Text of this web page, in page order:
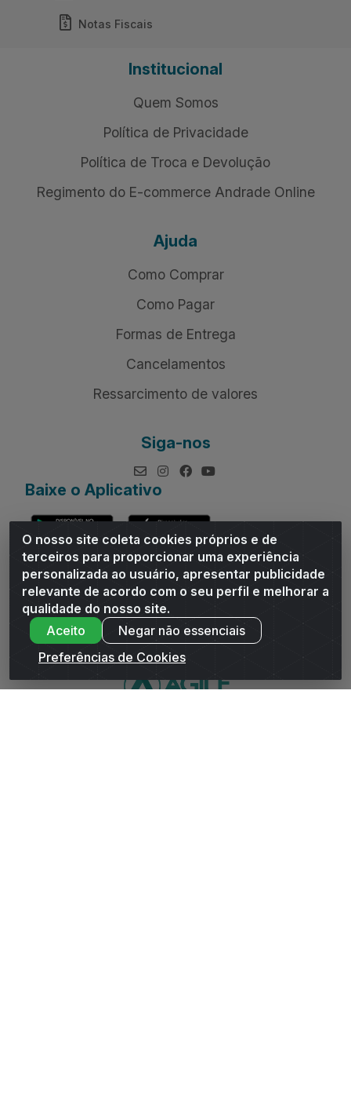
O nosso site coleta cookies próprios e de
terceiros para proporcionar uma experiência
personalizada ao usuário, apresentar publicidade
relevante de acordo com o seu perfil e melhorar a
qualidade do nosso site.
Aceito
Negar não essenciais
Preferências de Cookies
Notas Fiscais
Institucional
Quem Somos
Política de Privacidade
Política de Troca e Devolução
Regimento do E-commerce Andrade Online
Ajuda
Como Comprar
Como Pagar
Formas de Entrega
Cancelamentos
Ressarcimento de valores
Siga-nos
Baixe o Aplicativo
Andrade Distribuidor - ROD AL 110, n° 1401 - Sitio Moco,
Arapiraca/AL - CEP 57319-300 - CNPJ 10.667.481/0001-47